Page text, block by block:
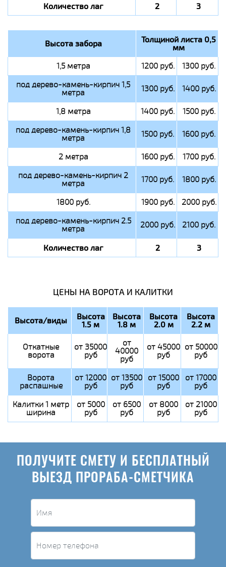
Количество лаг 2 3
Высота забора Толщиной листа 0,5
мм
1,5 метра 1200 руб.
1300 руб.
под дерево-камень-кирпич 1,5
метра 1300 руб. 1400 руб.
1,8 метра 1400 руб.
1500 руб.
под дерево-камень-кирпич 1,8
метра 1500 руб. 1600 руб.
2 метра 1600 руб.
1700 руб.
под дерево-камень-кирпич 2
метра 1700 руб. 1800 руб.
1800 руб. 1900 руб.
2000 руб.
под дерево-камень-кирпич 2.5
метра 2000 руб. 2100 руб.
Количество лаг 2 3
ЦЕНЫ НА ВОРОТА И КАЛИТКИ
Высота/виды Высота
1.5 м
Высота
1.8 м
Высота
2.0 м
Высота
2.2 м
Откатные
ворота
от 35000
руб
от
40000
руб
от 45000
руб
от 50000
руб
Ворота
распашные
от 12000
руб
от 13500
руб
от 15000
руб
от 17000
руб
Калитки 1 метр
ширина
от 5000
руб
от 6500
руб
от 8000
руб
от 21000
руб
ПОЛУЧИТЕ СМЕТУ И БЕСПЛАТНЫЙ
ВЫЕЗД ПРОРАБА-СМЕТЧИКА